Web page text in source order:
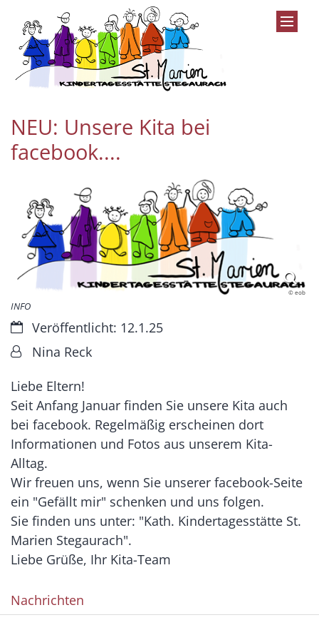
Zum Inhalt springen
NEU: Unsere Kita bei
facebook....
© eob
INFO
Datum:Veröffentlicht: 12.1.25
Von:Nina Reck
Liebe Eltern!
Seit Anfang Januar finden Sie unsere Kita auch
bei facebook. Regelmäßig erscheinen dort
Informationen und Fotos aus unserem Kita-
Alltag.
Wir freuen uns, wenn Sie unserer facebook-Seite
ein "Gefällt mir" schenken und uns folgen.
Sie finden uns unter: "Kath. Kindertagesstätte St.
Marien Stegaurach".
Liebe Grüße, Ihr Kita-Team
Nachrichten